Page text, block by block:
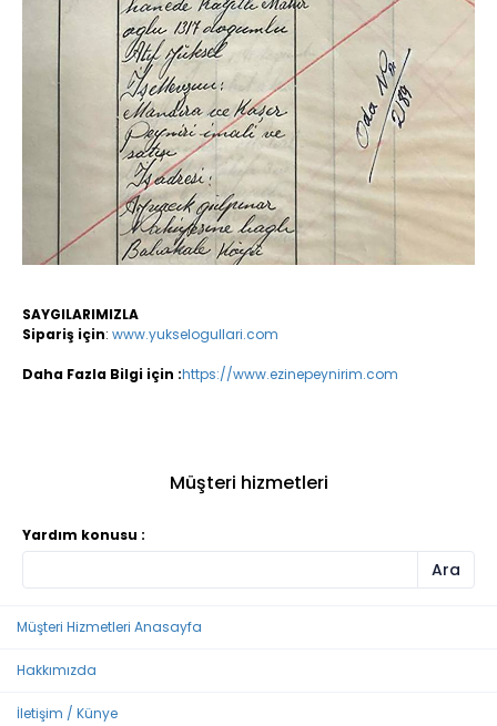
SAYGILARIMIZLA
Sipariş için: www.yukselogullari.com
Daha Fazla Bilgi için :https://www.ezinepeynirim.com
Müşteri hizmetleri
Yardım konusu :
Müşteri Hizmetleri Anasayfa
Hakkımızda
İletişim / Künye